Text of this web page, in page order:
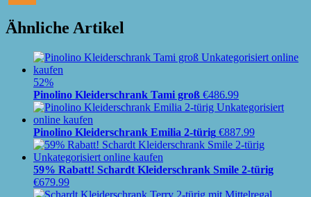
Ähnliche Artikel
52%
Pinolino Kleiderschrank Tami groß €486.99
Pinolino Kleiderschrank Emilia 2-türig €887.99
59% Rabatt! Schardt Kleiderschrank Smile 2-türig
€679.99